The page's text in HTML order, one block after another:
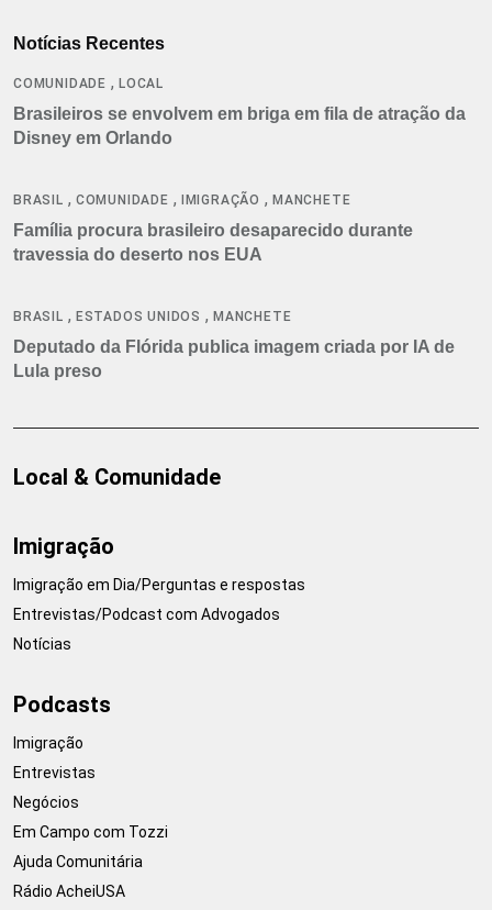
Notícias Recentes
COMUNIDADE , LOCAL
Brasileiros se envolvem em briga em fila de atração da
Disney em Orlando
BRASIL , COMUNIDADE , IMIGRAÇÃO ,MANCHETE
Família procura brasileiro desaparecido durante
travessia do deserto nos EUA
BRASIL , ESTADOS UNIDOS ,MANCHETE
Deputado da Flórida publica imagem criada por IA de
Lula preso
Local & Comunidade
Imigração
Imigração em Dia/Perguntas e respostas
Entrevistas/Podcast com Advogados
Notícias
Podcasts
Imigração
Entrevistas
Negócios
Em Campo com Tozzi
Ajuda Comunitária
Rádio AcheiUSA